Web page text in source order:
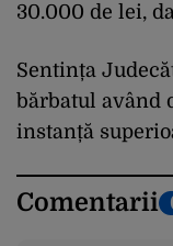
30.000 de lei,
Sentința
bărbatul având
instanță
Comentarii